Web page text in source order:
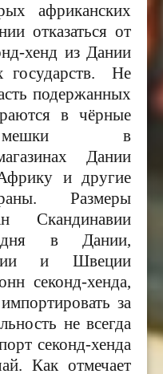
африканских
отказаться от
хенд из Дании
государств. Не
подержанных
в чёрные
мешки в
Дании
и другие
Размеры
Скандинавии
в Дании,
и Швеции
секонд-хенда,
за
не всегда
секонд-хенда
Как отмечает